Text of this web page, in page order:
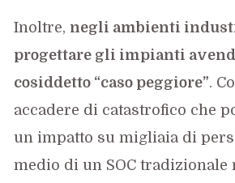
Inoltre, negli ambienti
progettare gli impianti
cosiddetto “caso peggiore”.
accadere di catastrofico che
un impatto su migliaia di
medio di un SOC tradizionale